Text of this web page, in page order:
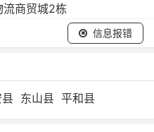
流商贸城2栋
信息报错
东山县 平和县